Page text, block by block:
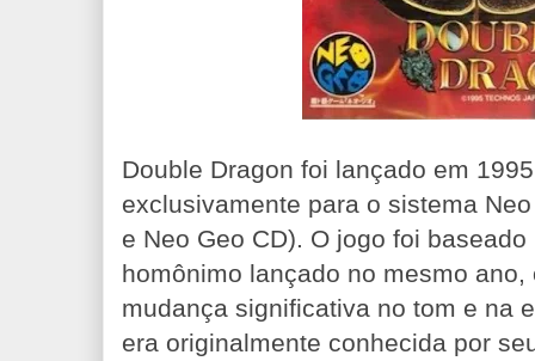
Double Dragon foi lançado em
exclusivamente para o sistema
e Neo Geo CD). O jogo foi
homônimo lançado no mesmo
mudança significativa no tom e na
era originalmente conhecida por